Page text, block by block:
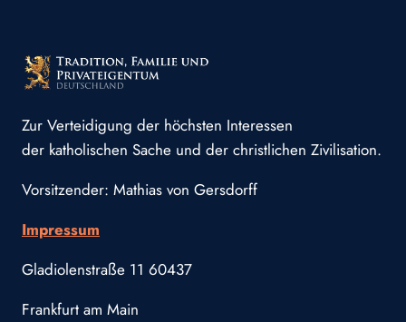
Zur Verteidigung der höchsten Interessen
der katholischen Sache und der christlichen Zivilisation.
Vorsitzender: Mathias von Gersdorff
Impressum
Gladiolenstraße 11 60437
Frankfurt am Main